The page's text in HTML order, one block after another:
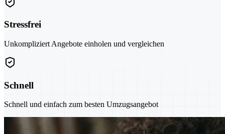
Stressfrei
Unkompliziert Angebote einholen und vergleichen
Schnell
Schnell und einfach zum besten Umzugsangebot